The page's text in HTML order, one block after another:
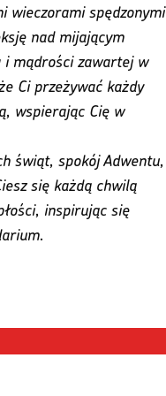
wieczorami spędzonymi
nad mijającym
i mądrości zawartej w
Ci przeżywać każdy
wspierając Cię w
świąt, spokój Adwentu,
się każdą chwilą
inspirując się